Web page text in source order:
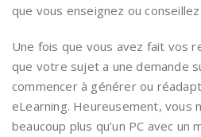
que vous enseignez ou
Une fois que vous avez fait vos
que votre sujet a une demande
commencer à générer ou
eLearning. Heureusement, vous
beaucoup plus qu’un PC avec un